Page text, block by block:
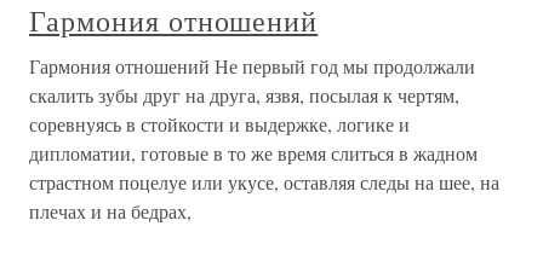
Гармония отношений
Гармония отношений Не первый год мы продолжали
скалить зубы друг на друга, язвя, посылая к чертям,
соревнуясь в стойкости и выдержке, логике и
дипломатии, готовые в то же время слиться в жадном
страстном поцелуе или укусе, оставляя следы на шее, на
плечах и на бедрах,